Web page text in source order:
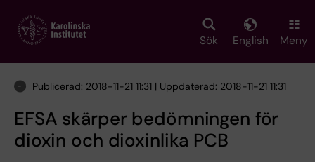
main
Sök English Meny
Publicerad: 2018-11-21 11:31 | Uppdaterad: 2018-11-21 11:31
EFSA skärper bedömningen för
dioxin och dioxinlika PCB